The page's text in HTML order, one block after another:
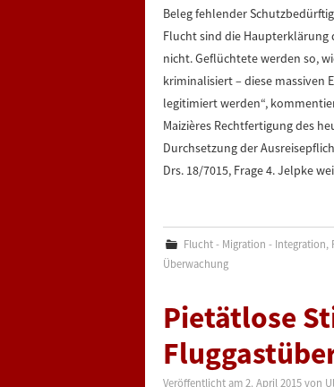
Beleg fehlender
Flucht sind die Haupterklärung
nicht. Geflüchtete werden so,
kriminalisiert – diese massiven
legitimiert werden“,
Maizières Rechtfertigung des
Durchsetzung der
Drs. 18/7015, Frage 4. Jelpke
Flucht - Migration - Integration,
Überwachung
Pietätlose
Veröffentlicht am 2. April 2015 von